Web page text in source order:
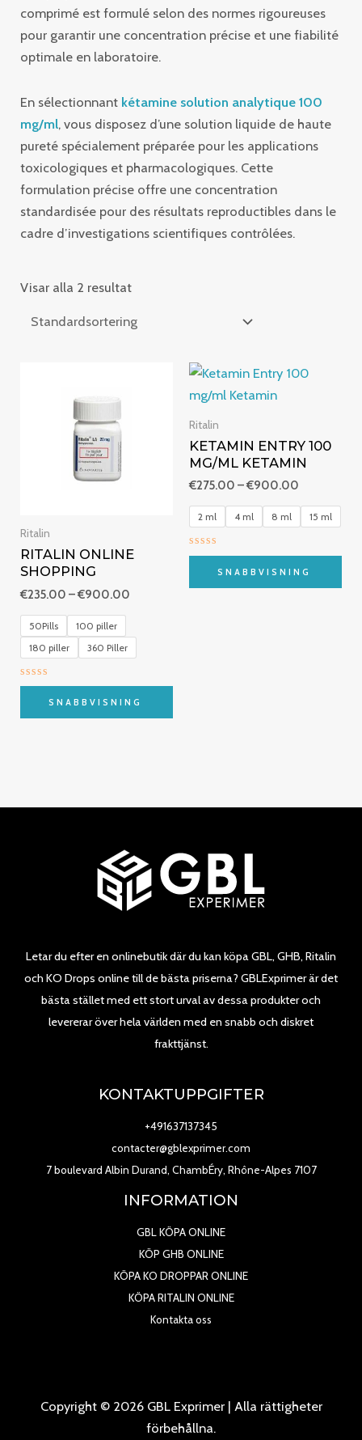
comprimé est formulé selon des normes rigoureuses
pour garantir une concentration précise et une fiabilité
optimale en laboratoire.
En sélectionnant kétamine solution analytique 100
mg/ml, vous disposez d’une solution liquide de haute
pureté spécialement préparée pour les applications
toxicologiques et pharmacologiques. Cette
formulation précise offre une concentration
standardisée pour des résultats reproductibles dans le
cadre d’investigations scientifiques contrôlées.
Visar alla 2 resultat
Ritalin
RITALIN ONLINE
SHOPPING
€235.00 –€900.00
Prisintervall:
50Pills
100 piller
180 piller
360 Piller
Betygsatt
5
SNABBVISNING
Ritalin
KETAMIN ENTRY 100
MG/ML KETAMIN
€275.00 –€900.00
2 ml 4 ml 8 ml 15 ml
Betygsatt
5
SNABBVISNING
Letar du efter en onlinebutik där du kan köpa GBL, GHB, Ritalin
och KO Drops online till de bästa priserna? GBLExprimer är det
bästa stället med ett stort urval av dessa produkter och
levererar över hela världen med en snabb och diskret
frakttjänst.
KONTAKTUPPGIFTER
+491637137345
contacter@gblexprimer.com
7 boulevard Albin Durand, ChambÉry, Rhône-Alpes 7107
INFORMATION
GBL KÖPA ONLINE
KÖP GHB ONLINE
KÖPA KO DROPPAR ONLINE
KÖPA RITALIN ONLINE
Kontakta oss
Copyright © 2026 GBL Exprimer | Alla rättigheter
förbehållna.